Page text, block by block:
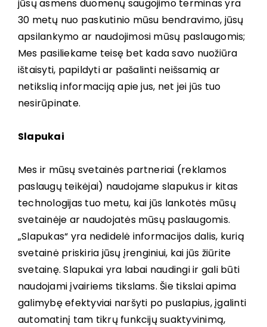
jūsų asmens duomenų saugojimo terminas yra
30 metų nuo paskutinio mūsu bendravimo, jūsų
apsilankymo ar naudojimosi mūsų paslaugomis;
Mes pasiliekame teisę bet kada savo nuožiūra
ištaisyti, papildyti ar pašalinti neišsamią ar
netikslią informaciją apie jus, net jei jūs tuo
nesirūpinate.
Slapukai
Mes ir mūsų svetainės partneriai (reklamos
paslaugų teikėjai) naudojame slapukus ir kitas
technologijas tuo metu, kai jūs lankotės mūsų
svetainėje ar naudojatės mūsų paslaugomis.
„Slapukas“ yra nedidelė informacijos dalis, kurią
svetainė priskiria jūsų įrenginiui, kai jūs žiūrite
svetainę. Slapukai yra labai naudingi ir gali būti
naudojami įvairiems tikslams. Šie tikslai apima
galimybę efektyviai naršyti po puslapius, įgalinti
automatinį tam tikrų funkcijų suaktyvinimą,